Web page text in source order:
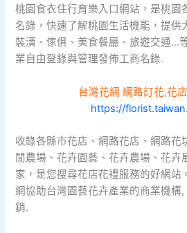
桃園食衣住行育樂入口網站，是桃園
名錄，快速了解桃園生活機能，提供
裝潢、傢俱、美食餐廳、旅遊交通…
業自由登錄與管理發佈工商名錄.
台灣花網 網路訂花,花
https://
收錄各縣市花店、網路花店、網路花
閒農場、花卉園藝、花卉農場、花卉
家，是您搜尋花店花禮服務的好網站
網協助台灣園藝花卉產業的商業機構
銷.